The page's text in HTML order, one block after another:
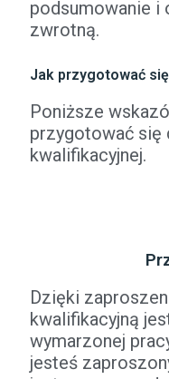
podsumowanie i
zwrotną.
Jak przygotować
Poniższe
przygotować się
kwalifikacyjnej.
Dzięki
kwalifikacyjną
wymarzonej
jesteś